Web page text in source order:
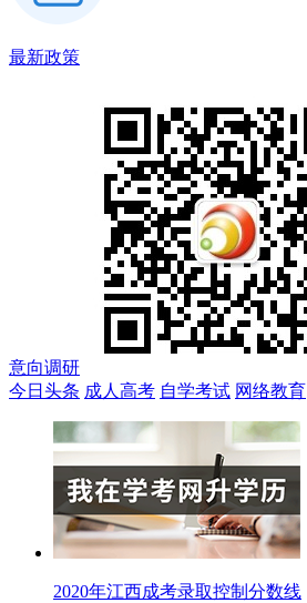
最新政策
意向调研
今日头条 成人高考 自学考试 网络教育
2020年江西成考录取控制分数线